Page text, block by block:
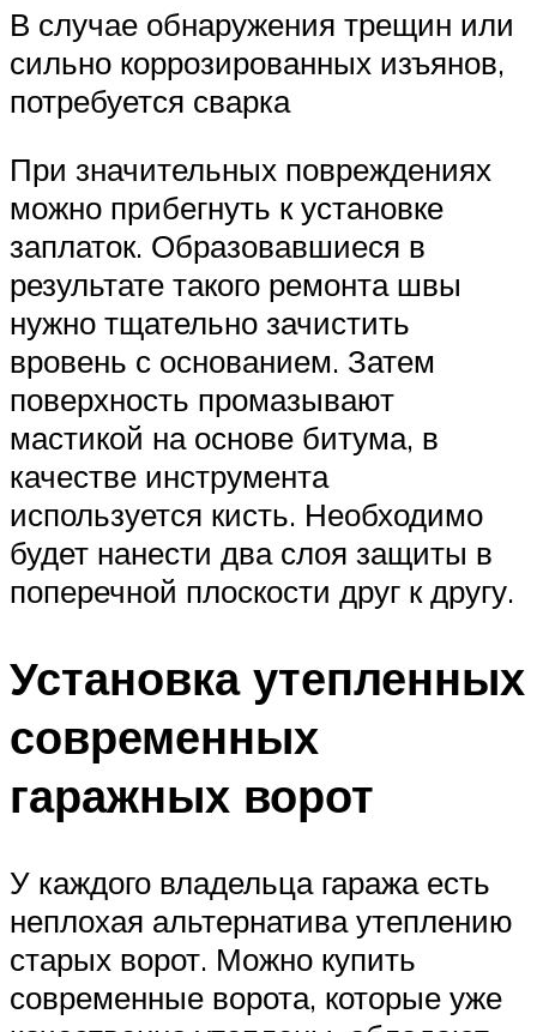
В случае обнаружения трещин или
сильно коррозированных изъянов,
потребуется сварка
При значительных повреждениях
можно прибегнуть к установке
заплаток. Образовавшиеся в
результате такого ремонта швы
нужно тщательно зачистить
вровень с основанием. Затем
поверхность промазывают
мастикой на основе битума, в
качестве инструмента
используется кисть. Необходимо
будет нанести два слоя защиты в
поперечной плоскости друг к другу.
Установка утепленных
современных
гаражных ворот
У каждого владельца гаража есть
неплохая альтернатива утеплению
старых ворот. Можно купить
современные ворота, которые уже